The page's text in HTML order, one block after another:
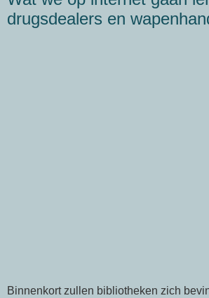
drugsdealers en
Binnenkort zullen bibliotheken zich